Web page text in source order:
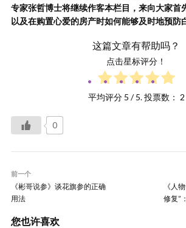
专家张哲博士将继续作客本栏目，来向大家首
以及在购置心爱的房产时如何能够及时地预防
这篇文章有帮助吗？
点击星标评分！
平均评分 5 / 5. 投票数： 2
0
前一个
《彬哥说参》谈花旗参的正确
用法
《人
修复”
您也许喜欢